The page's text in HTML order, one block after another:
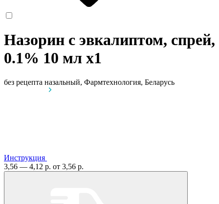
Назорин с эвкалиптом, спрей,
0.1% 10 мл x1
без рецепта назальный, Фармтехнология, Беларусь
Инструкция
3,56 — 4,12 р. от 3,56 р.